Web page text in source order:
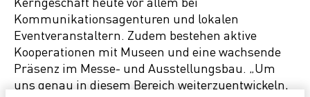
Kommunikationsagenturen und lokalen
Eventveranstaltern. Zudem bestehen aktive
Kooperationen mit Museen und eine wachsende
Präsenz im Messe- und Ausstellungsbau. „Um
uns genau in diesem Bereich weiterzuentwickeln,